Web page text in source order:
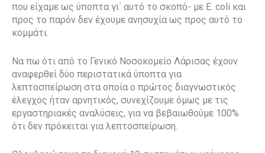
που είχαμε ως ύποπτα γι΄ αυτό το σκοπό- με E. coli και
προς το παρόν δεν έχουμε ανησυχία ως προς αυτό το
κομμάτι.
Να πω ότι από το Γενικό Νοσοκομείο Λάρισας έχουν
αναφερθεί δύο περιστατικά ύποπτα για
λεπτοσπείρωση στα οποία ο πρώτος διαγνωστικός
έλεγχος ήταν αρνητικός, συνεχίζουμε όμως με τις
εργαστηριακές αναλύσεις, για να βεβαιωθούμε 100%
ότι δεν πρόκειται για λεπτοσπείρωση.